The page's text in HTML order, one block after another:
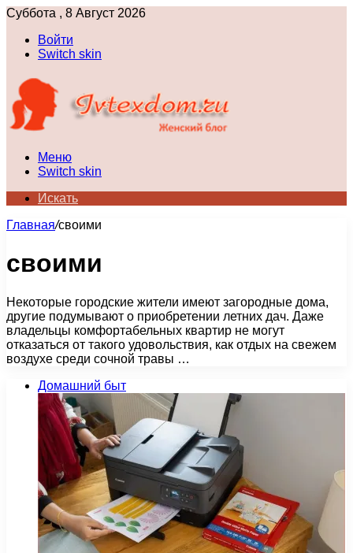
Суббота , 8 Август 2026
Войти
Switch skin
Меню
Switch skin
Искать
Главная/своими
своими
Некоторые городские жители имеют загородные дома,
другие подумывают о приобретении летних дач. Даже
владельцы комфортабельных квартир не могут
отказаться от такого удовольствия, как отдых на свежем
воздухе среди сочной травы …
Домашний быт